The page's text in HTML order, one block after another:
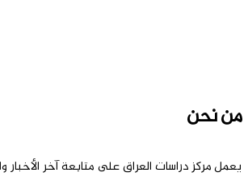
من نحن
يعمل مركز دراسات العراق على متابعة آخر الأخبار